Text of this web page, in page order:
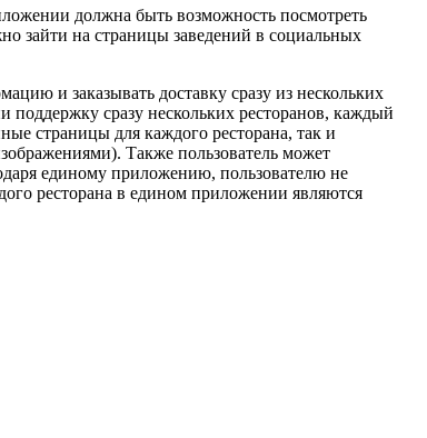
должна быть возможность посмотреть
зайти на страницы заведений в социальных
и заказывать доставку сразу из нескольких
сразу нескольких ресторанов, каждый
страницы для каждого ресторана, так и
Также пользователь может
единому приложению, пользователю не
ресторана в едином приложении являются